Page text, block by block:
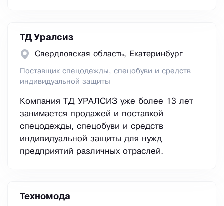
ТД Уралсиз
Свердловская область, Екатеринбург
Поставщик спецодежды, спецобуви и средств
индивидуальной защиты
Компания ТД УРАЛСИЗ уже более 13 лет
занимается продажей и поставкой
спецодежды, спецобуви и средств
индивидуальной защиты для нужд
предприятий различных отраслей.
Техномода